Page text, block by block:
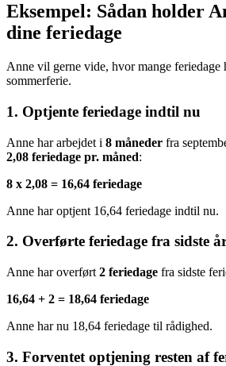
Eksempel: Sådan holder
dine feriedage
Anne vil gerne vide, hvor mange feriedage
sommerferie.
1. Optjente feriedage indtil nu
Anne har arbejdet i 8 måneder fra
2,08 feriedage pr. måned:
8 x 2,08 = 16,64 feriedage
Anne har optjent 16,64 feriedage indtil nu.
2. Overførte feriedage fra sidste
Anne har overført 2 feriedage fra sidste
16,64 + 2 = 18,64 feriedage
Anne har nu 18,64 feriedage til rådighed.
3. Forventet optjening resten af